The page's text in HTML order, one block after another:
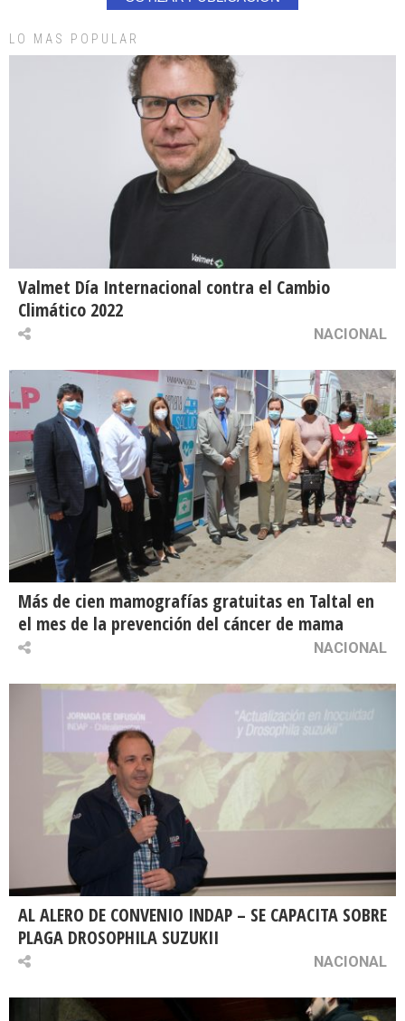
LO MAS POPULAR
Valmet Día Internacional contra el Cambio
Climático 2022
NACIONAL
Más de cien mamografías gratuitas en Taltal en
el mes de la prevención del cáncer de mama
NACIONAL
AL ALERO DE CONVENIO INDAP – SE CAPACITA SOBRE
PLAGA DROSOPHILA SUZUKII
NACIONAL